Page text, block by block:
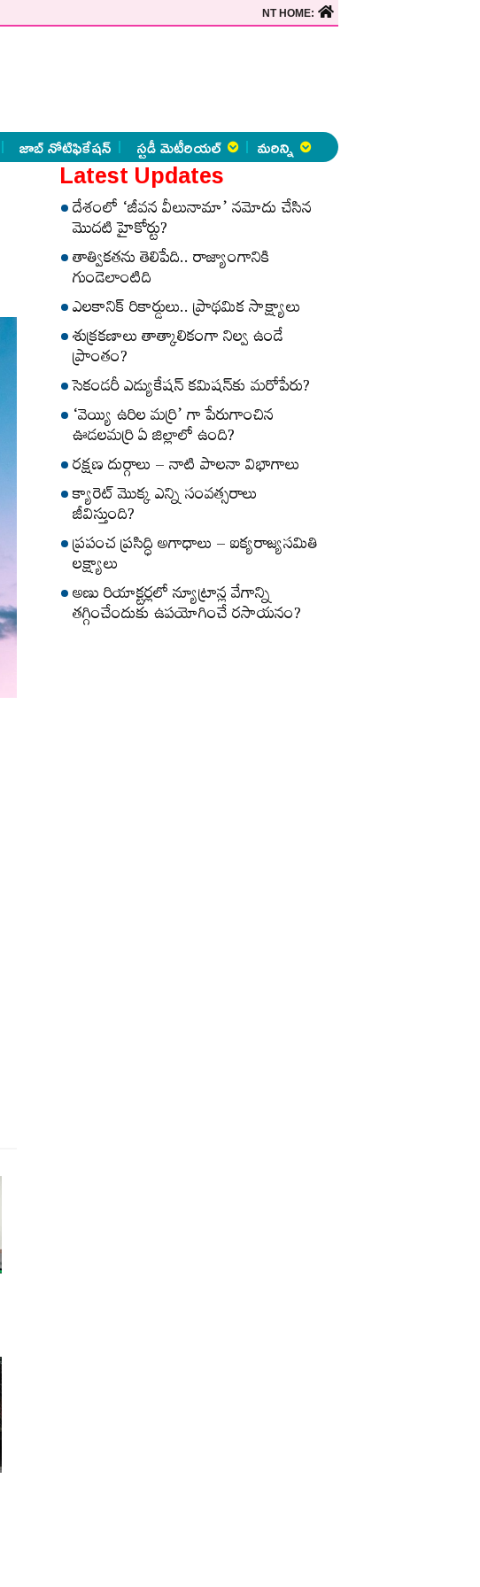
NT HOME:
జాబ్ నోటిఫికేషన్ స్టడీ మెటీరియల్ మరిన్ని
Latest Updates
దేశంలో ‘జీవన వీలునామా’ నమోదు చేసిన
మొదటి హైకోర్టు?
తాత్వికతను తెలిపేది.. రాజ్యాంగానికి
గుండెలాంటిది
ఎలకానిక్‌ రికార్డులు.. ప్రాథమిక సాక్ష్యాలు
శుక్రకణాలు తాత్కాలికంగా నిల్వ ఉండే
ప్రాంతం?
సెకండరీ ఎడ్యుకేషన్‌ కమిషన్‌కు మరోపేరు?
‘వెయ్యి ఉరిల మర్రి’ గా పేరుగాంచిన
ఊడలమర్రి ఏ జిల్లాలో ఉంది?
రక్షణ దుర్గాలు – నాటి పాలనా విభాగాలు
క్యారెట్‌ మొక్క ఎన్ని సంవత్సరాలు
జీవిస్తుంది?
ప్రపంచ ప్రసిద్ధి అగాధాలు – ఐక్యరాజ్యసమితి
లక్ష్యాలు
అణు రియాక్టర్లలో న్యూట్రాన్ల వేగాన్ని
తగ్గించేందుకు ఉపయోగించే రసాయనం?